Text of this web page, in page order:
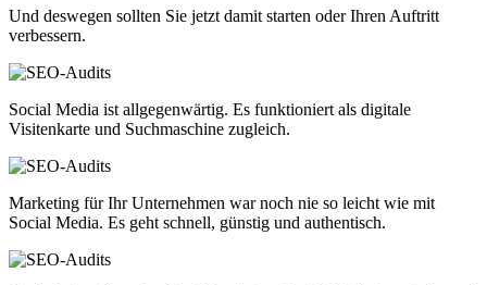
Und deswegen sollten Sie jetzt damit starten oder Ihren Auftritt
verbessern.
Social Media ist allgegenwärtig. Es funktioniert als digitale
Visitenkarte und Suchmaschine zugleich.
Marketing für Ihr Unternehmen war noch nie so leicht wie mit
Social Media. Es geht schnell, günstig und authentisch.